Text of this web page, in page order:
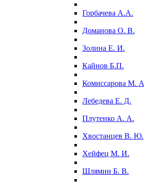
Горбачева А.А.
Доманова О. В.
Золина Е. И.
Кайнов Б.П.
Комиссарова М.
Лебедева Е. Д.
Плутенко А. А.
Хвостанцев В. Ю.
Хейфец М. И.
Шлямин Б. В.